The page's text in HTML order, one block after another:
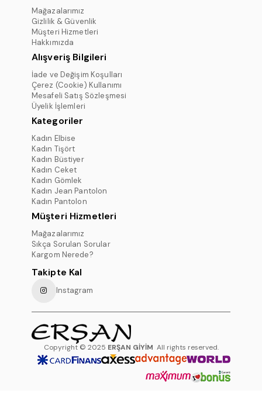
Mağazalarımız
Gizlilik & Güvenlik
Müşteri Hizmetleri
Hakkımızda
Alışveriş Bilgileri
İade ve Değişim Koşulları
Çerez (Cookie) Kullanımı
Mesafeli Satış Sözleşmesi
Üyelik İşlemleri
Kategoriler
Kadın Elbise
Kadın Tişört
Kadın Büstiyer
Kadın Ceket
Kadın Gömlek
Kadın Jean Pantolon
Kadın Pantolon
Müşteri Hizmetleri
Mağazalarımız
Sıkça Sorulan Sorular
Kargom Nerede?
Takipte Kal
Instagram
Copyright © 2025 ERŞAN GİYİM All rights reserved.